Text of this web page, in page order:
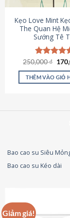
Kẹo Love Mint
The Quan Hệ
Sướng Tê
Được xếp
hạng5.00
5 sao
250,000₫ Giá
là:
THÊM VÀO GIỎ
Bao cao su Siêu
Bao cao su Kéo dài
Giảm giá!